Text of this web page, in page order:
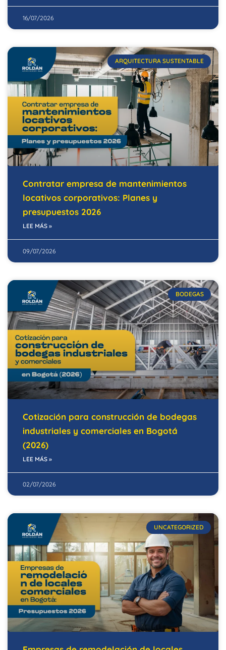
16/07/2026
ARQUITECTURA SUSTENTABLE
Contratar empresa de mantenimientos
locativos corporativos: Planes y
presupuestos 2026
LEE MÁS »
09/07/2026
BODEGAS
Cotización para construcción de bodegas
industriales y comerciales en Bogotá
(2026)
LEE MÁS »
02/07/2026
UNCATEGORIZED